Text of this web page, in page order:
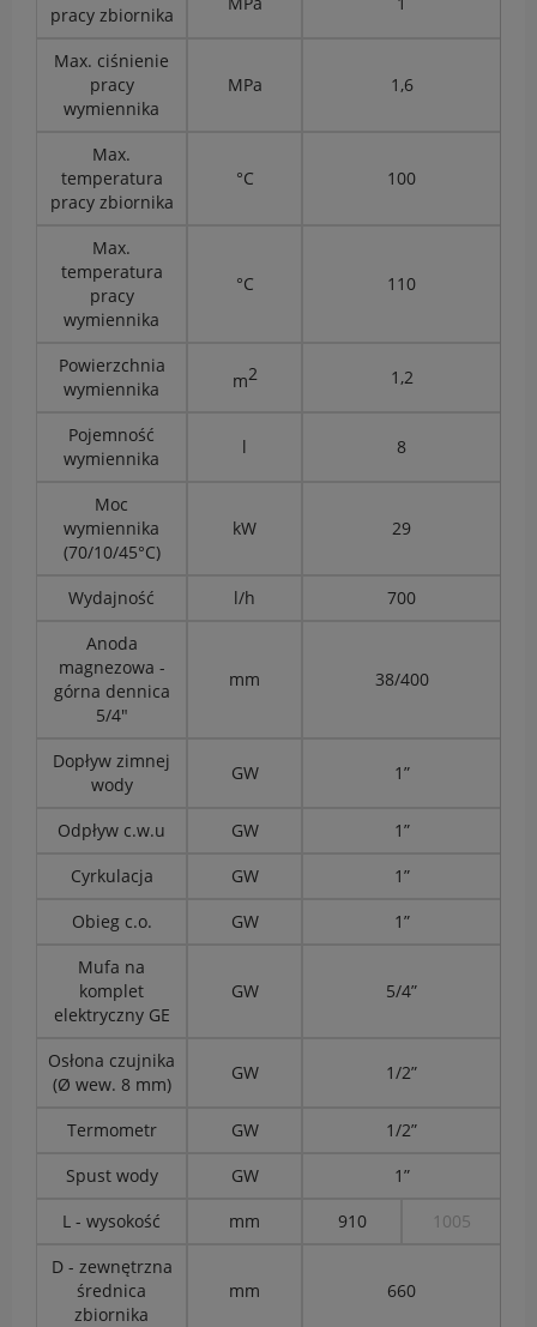
pracy zbiornika
Max. ciśnienie
pracy
wymiennika
MPa 1,6
Max.
temperatura
pracy zbiornika
°C 100
Max.
temperatura
pracy
wymiennika
°C 110
Powierzchnia
wymiennika
m2 1,2
Pojemność
wymiennika
l 8
Moc
wymiennika
(70/10/45°C)
kW 29
Wydajność l/h
700
Anoda
magnezowa -
górna dennica
5/4"
mm 38/400
Dopływ zimnej
wody
GW 1”
Odpływ c.w.u GW
1”
Cyrkulacja
GW
1”
Obieg c.o.
GW
1”
Mufa na
komplet
elektryczny GE
GW 5/4”
Osłona czujnika
(Ø wew. 8 mm)
GW 1/2”
Termometr GW
1/2”
Spust wody
GW
1”
L - wysokość
mm 910
1005
D - zewnętrzna
średnica
zbiornika
mm 660